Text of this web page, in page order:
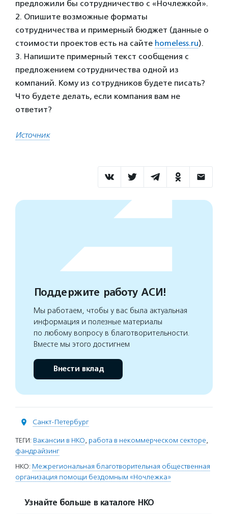
предложили бы сотрудничество с «Ночлежкой».
2. Опишите возможные форматы
сотрудничества и примерный бюджет (данные о
стоимости проектов есть на сайте homeless.ru).
3. Напишите примерный текст сообщения с
предложением сотрудничества одной из
компаний. Кому из сотрудников будете писать?
Что будете делать, если компания вам не
ответит?
Источник
Поддержите работу АСИ!
Мы работаем, чтобы у вас была актуальная
информация и полезные материалы
по любому вопросу в благотворительности.
Вместе мы этого достигнем
Внести вклад
Санкт-Петербург
ТЕГИ: Вакансии в НКО, работа в некоммерческом секторе,
фандрайзинг
НКО: Межрегиональная благотворительная общественная
организация помощи бездомным «Ночлежка»
Узнайте больше в каталоге НКО